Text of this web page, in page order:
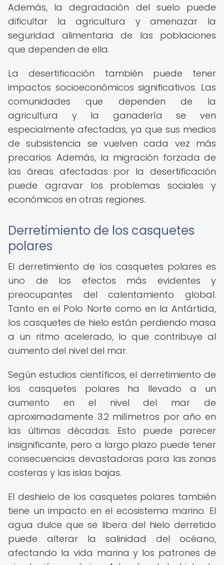
Además, la degradación del suelo puede
dificultar la agricultura y amenazar la
seguridad alimentaria de las poblaciones
que dependen de ella.
La desertificación también puede tener
impactos socioeconómicos significativos. Las
comunidades que dependen de la
agricultura y la ganadería se ven
especialmente afectadas, ya que sus medios
de subsistencia se vuelven cada vez más
precarios. Además, la migración forzada de
las áreas afectadas por la desertificación
puede agravar los problemas sociales y
económicos en otras regiones.
Derretimiento de los casquetes
polares
El derretimiento de los casquetes polares es
uno de los efectos más evidentes y
preocupantes del calentamiento global.
Tanto en el Polo Norte como en la Antártida,
los casquetes de hielo están perdiendo masa
a un ritmo acelerado, lo que contribuye al
aumento del nivel del mar.
Según estudios científicos, el derretimiento de
los casquetes polares ha llevado a un
aumento en el nivel del mar de
aproximadamente 3.2 milímetros por año en
las últimas décadas. Esto puede parecer
insignificante, pero a largo plazo puede tener
consecuencias devastadoras para las zonas
costeras y las islas bajas.
El deshielo de los casquetes polares también
tiene un impacto en el ecosistema marino. El
agua dulce que se libera del hielo derretido
puede alterar la salinidad del océano,
afectando la vida marina y los patrones de